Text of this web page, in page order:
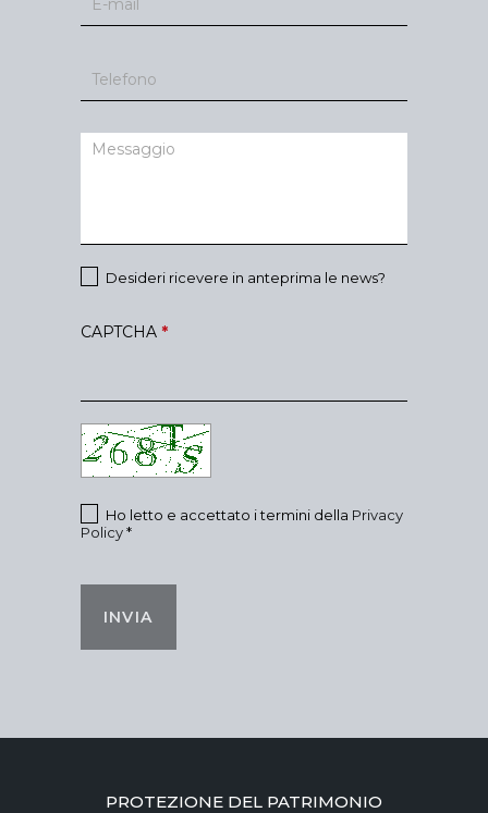
Desideri ricevere in anteprima le news?
CAPTCHA *
Ho letto e accettato i termini della Privacy
Policy*
INVIA
PROTEZIONE DEL PATRIMONIO